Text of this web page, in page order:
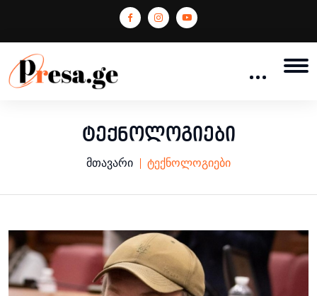
ტექნოლოგიები
მთავარი ტექნოლოგიები